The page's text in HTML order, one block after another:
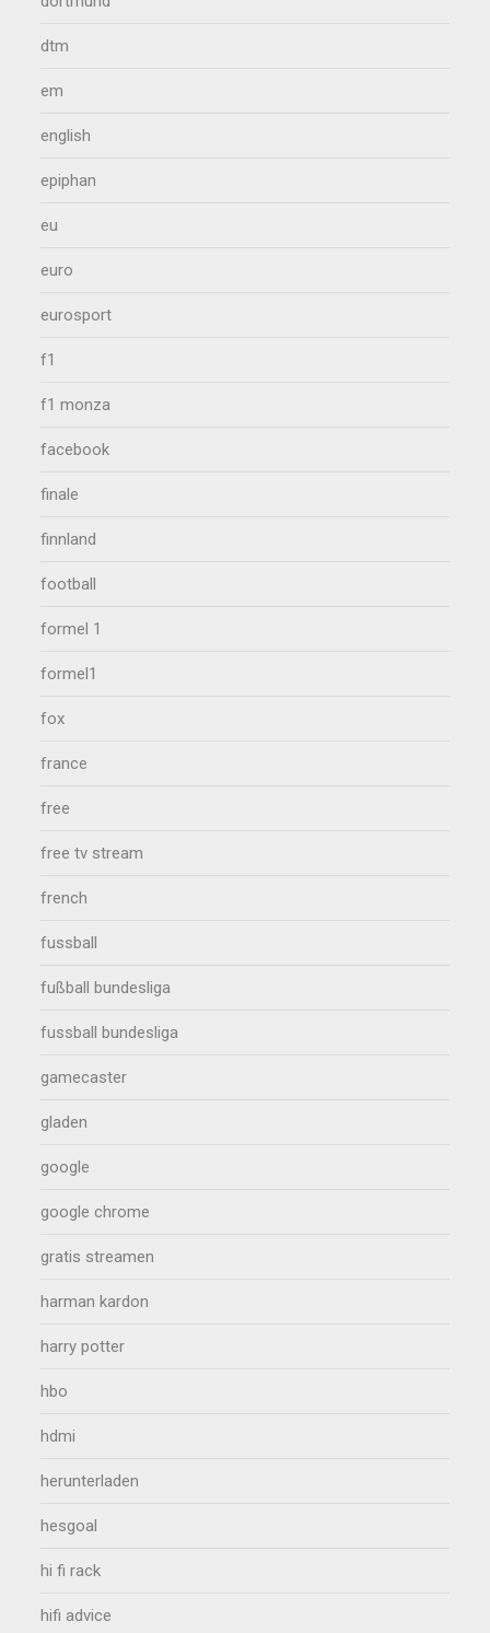
dtm
em
english
epiphan
eu
euro
eurosport
f1
f1 monza
facebook
finale
finnland
football
formel 1
formel1
fox
france
free
free tv stream
french
fussball
fußball bundesliga
fussball bundesliga
gamecaster
gladen
google
google chrome
gratis streamen
harman kardon
harry potter
hbo
hdmi
herunterladen
hesgoal
hi fi rack
hifi advice